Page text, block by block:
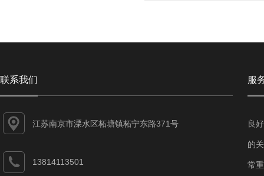
联系我们
江苏南京市溧水区柘塘镇柘宁东路371号
13814113501
服
良
的
常